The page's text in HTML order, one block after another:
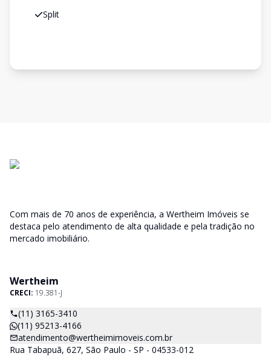
Split
Com mais de 70 anos de experiência, a Wertheim Imóveis se
destaca pelo atendimento de alta qualidade e pela tradição no
mercado imobiliário.
Wertheim
CRECI: 19.381-J
(11) 3165-3410
(11) 95213-4166
atendimento@wertheimimoveis.com.br
Rua Tabapuã, 627, São Paulo - SP - 04533-012